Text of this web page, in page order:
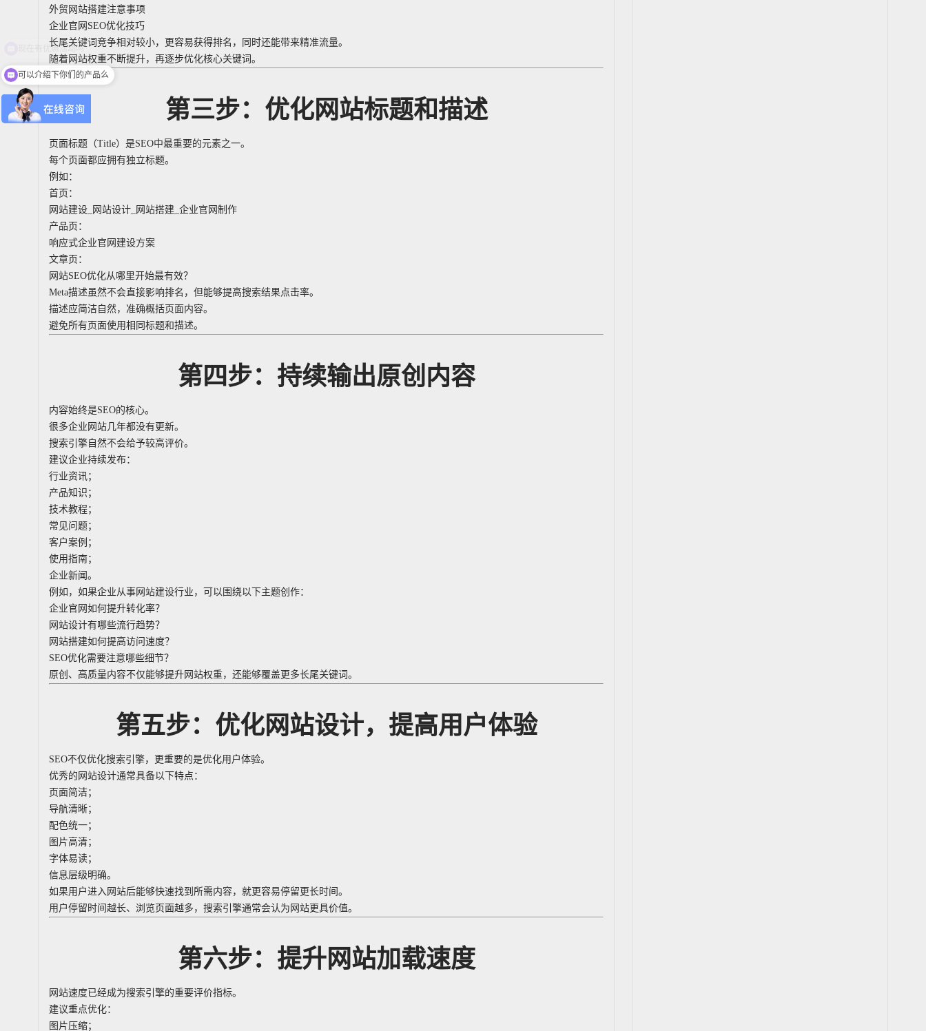
外贸网站搭建注意事项
企业官网SEO优化技巧
长尾关键词竞争相对较小，更容易获得排名，同时还能带来精准流量。
随着网站权重不断提升，再逐步优化核心关键词。
第三步：优化网站标题和描述
页面标题（Title）是SEO中最重要的元素之一。
每个页面都应拥有独立标题。
例如：
首页：
网站建设_网站设计_网站搭建_企业官网制作
产品页：
响应式企业官网建设方案
文章页：
网站SEO优化从哪里开始最有效？
Meta描述虽然不会直接影响排名，但能够提高搜索结果点击率。
描述应简洁自然，准确概括页面内容。
避免所有页面使用相同标题和描述。
第四步：持续输出原创内容
内容始终是SEO的核心。
很多企业网站几年都没有更新。
搜索引擎自然不会给予较高评价。
建议企业持续发布：
行业资讯；
产品知识；
技术教程；
常见问题；
客户案例；
使用指南；
企业新闻。
例如，如果企业从事网站建设行业，可以围绕以下主题创作：
企业官网如何提升转化率？
网站设计有哪些流行趋势？
网站搭建如何提高访问速度？
SEO优化需要注意哪些细节？
原创、高质量内容不仅能够提升网站权重，还能够覆盖更多长尾关键词。
第五步：优化网站设计，提高用户体验
SEO不仅优化搜索引擎，更重要的是优化用户体验。
优秀的网站设计通常具备以下特点：
页面简洁；
导航清晰；
配色统一；
图片高清；
字体易读；
信息层级明确。
如果用户进入网站后能够快速找到所需内容，就更容易停留更长时间。
用户停留时间越长、浏览页面越多，搜索引擎通常会认为网站更具价值。
第六步：提升网站加载速度
网站速度已经成为搜索引擎的重要评价指标。
建议重点优化：
图片压缩；
可以介绍下你们的产品么